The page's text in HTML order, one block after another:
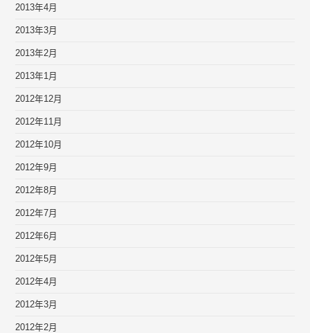
2013年4月
2013年3月
2013年2月
2013年1月
2012年12月
2012年11月
2012年10月
2012年9月
2012年8月
2012年7月
2012年6月
2012年5月
2012年4月
2012年3月
2012年2月